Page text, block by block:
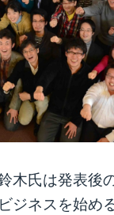
木氏は発表後
ジネスを始め